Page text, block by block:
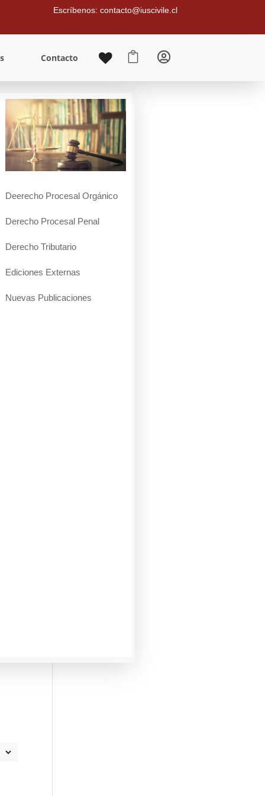
Escríbenos: contacto@iuscivile.cl
Contacto  
Deerecho Procesal Orgánico
Derecho Procesal Penal
Derecho Tributario
Ediciones Externas
Nuevas Publicaciones